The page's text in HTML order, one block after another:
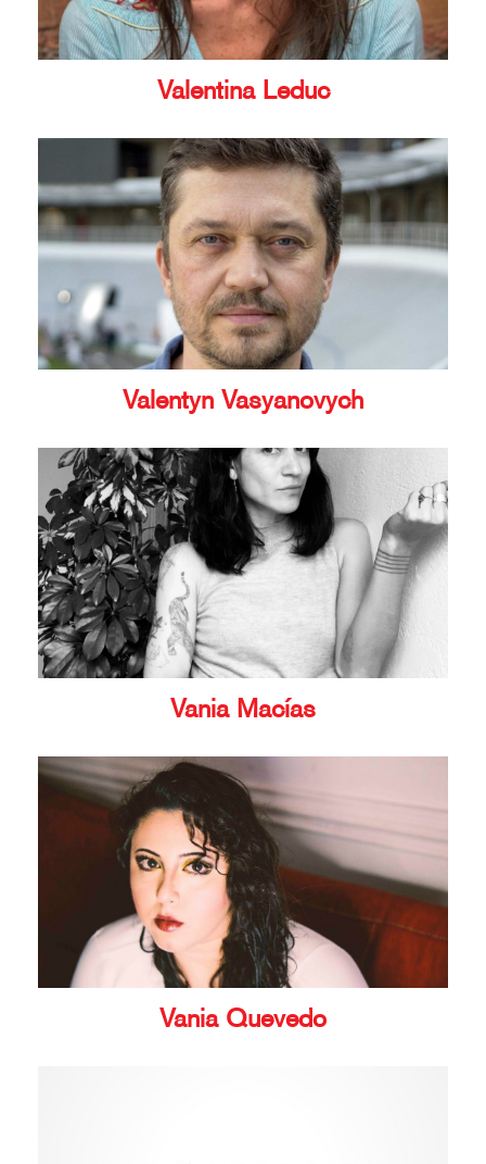
Valentina Leduc
Valentyn Vasyanovych
Vania Macías
Vania Quevedo